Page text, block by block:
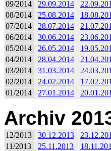
09/2014
29.09.2014
08/2014
25.08.2014
07/2014
28.07.2014
06/2014
30.06.2014
05/2014
26.05.2014
04/2014
28.04.2014
03/2014
31.03.2014
02/2014
24.02.2014
01/2014
27.01.2014
Archiv
12/2013 30.12.2013
11/2013
25.11.2013